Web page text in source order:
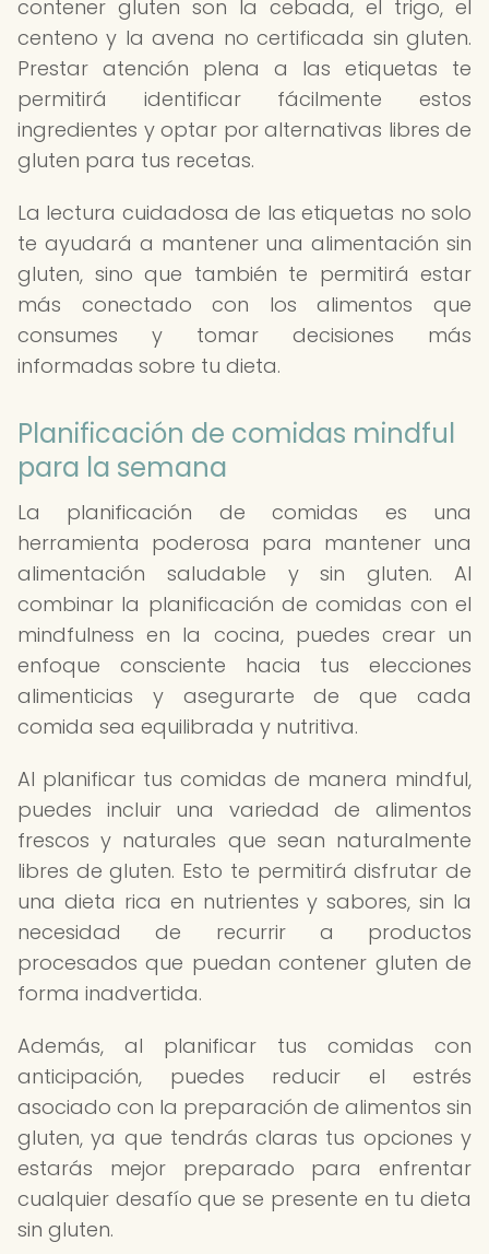
contener gluten son la cebada, el trigo, el
centeno y la avena no certificada sin gluten.
Prestar atención plena a las etiquetas te
permitirá identificar fácilmente estos
ingredientes y optar por alternativas libres de
gluten para tus recetas.
La lectura cuidadosa de las etiquetas no solo
te ayudará a mantener una alimentación sin
gluten, sino que también te permitirá estar
más conectado con los alimentos que
consumes y tomar decisiones más
informadas sobre tu dieta.
Planificación de comidas mindful
para la semana
La planificación de comidas es una
herramienta poderosa para mantener una
alimentación saludable y sin gluten. Al
combinar la planificación de comidas con el
mindfulness en la cocina, puedes crear un
enfoque consciente hacia tus elecciones
alimenticias y asegurarte de que cada
comida sea equilibrada y nutritiva.
Al planificar tus comidas de manera mindful,
puedes incluir una variedad de alimentos
frescos y naturales que sean naturalmente
libres de gluten. Esto te permitirá disfrutar de
una dieta rica en nutrientes y sabores, sin la
necesidad de recurrir a productos
procesados que puedan contener gluten de
forma inadvertida.
Además, al planificar tus comidas con
anticipación, puedes reducir el estrés
asociado con la preparación de alimentos sin
gluten, ya que tendrás claras tus opciones y
estarás mejor preparado para enfrentar
cualquier desafío que se presente en tu dieta
sin gluten.